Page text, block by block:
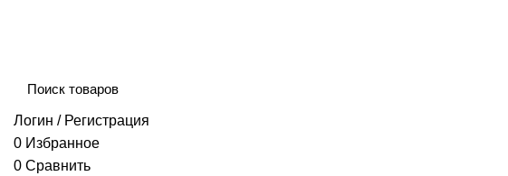
Логин / Регистрация
0 Избранное
0 Сравнить